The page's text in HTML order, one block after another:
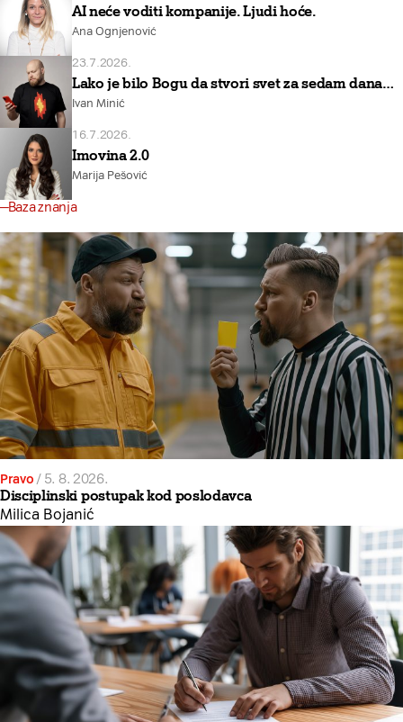
AI neće voditi kompanije. Ljudi hoće.
Ana Ognjenović
23.7.2026.
Lako je bilo Bogu da stvori svet za sedam dana…
Ivan Minić
16.7.2026.
Imovina 2.0
Marija Pešović
Baza znanja
Pravo / 5. 8. 2026.
Disciplinski postupak kod poslodavca
Milica Bojanić